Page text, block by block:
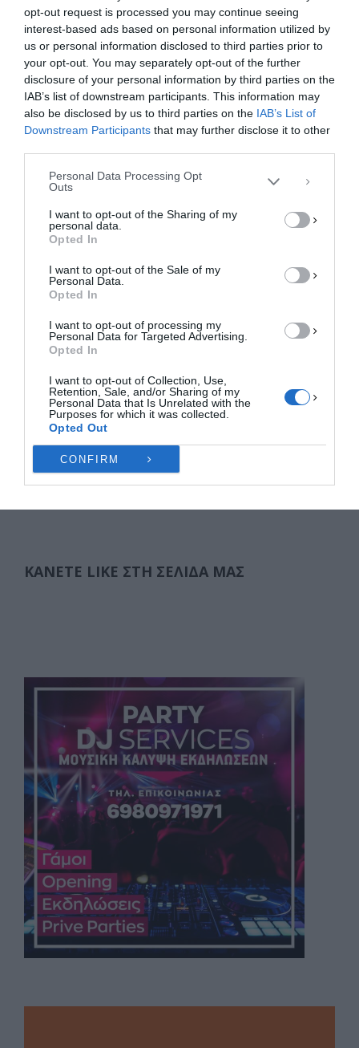
opt-out request is processed you may continue seeing
interest-based ads based on personal information utilized by
us or personal information disclosed to third parties prior to
your opt-out. You may separately opt-out of the further
disclosure of your personal information by third parties on the
IAB’s list of downstream participants. This information may
also be disclosed by us to third parties on the IAB’s List of
Downstream Participants that may further disclose it to other
Personal Data Processing Opt
Outs
I want to opt-out of the Sharing of my
personal data.
Opted In
I want to opt-out of the Sale of my
Personal Data.
Opted In
I want to opt-out of processing my
Personal Data for Targeted Advertising.
Opted In
I want to opt-out of Collection, Use,
Retention, Sale, and/or Sharing of my
Personal Data that Is Unrelated with the
Purposes for which it was collected.
Opted Out
CONFIRM
Διαχείριση Συγκατάθεσης
Για να παρέχουμε την καλύτερη εμπειρία, χρησιμοποιούμε τεχνολογίες όπως
cookies για την αποθήκευση ή/και την πρόσβαση σε πληροφορίες συσκευών.
Η συγκατάθεση για τις εν λόγω τεχνολογίες θα μας επιτρέψει να
επεξεργαστούμε δεδομένα προσωπικού χαρακτήρα, όπως συμπεριφορά
συγκατάθεση ή η ανάκληση της συγκατάθεσης, μπορεί να επηρεάσει
αρνητικά ορισμένες λειτουργίες και δυνατότητες.
ΠΡΟΒΟΛΉ ΠΡΟΤΙΜΉΣΕΩΝ
Πολιτική Cookies
a
c
e
b
o
o
k
a
st
o
d
o
n
m
ai
l
οι
ρ
α
σ
τε
ίτ
ε
Αγγελία για εργασία στην Ελασσόνα
Από εταιρεία υπηρεσιών θραύσης καρυδιού με
έδρα την Ελασσόνα, ζητούνται άτομα άνω των 30
ετών για πλήρη/μερική απασχόληση. Πληροφορίες
F
a
c
e
b
o
k
M
a
st
o
d
n
E
l
Μ
ρ
α
σ
ίτ
ε
Σελιδοποίηση
άρθρων
ΠΡΟΗΓΟΎΜΕΝΑ 2
ΚΆΝΕΤΕ LIKE ΣΤΗ ΣΕΛΊΔΑ ΜΑΣ